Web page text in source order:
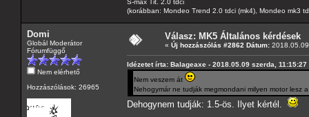
S-max Tit. 2.0 tdci
(korábban: Mondeo Trend 2.0 tdci (mk4), Mondeo mk3
Domi
Globál Moderátor
Fórumfüggő
Nem elérhető
Hozzászólások: 26965
Válasz: MK5 Általános kérdések
« Új hozzászólás #2862 Dátum:
Idézetet írta: Balageaxe - 2018.05.09 szerda, 11:15:27
Nem veszem át
Nehogymár ne tudják megmondani milyen motor lesz
Dehogynem tudják: 1.5-ös. Ilyet kértél.